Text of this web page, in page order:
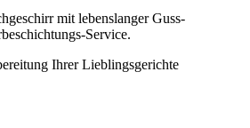
mit lebenslanger Guss-
Service.
Ihrer Lieblingsgerichte